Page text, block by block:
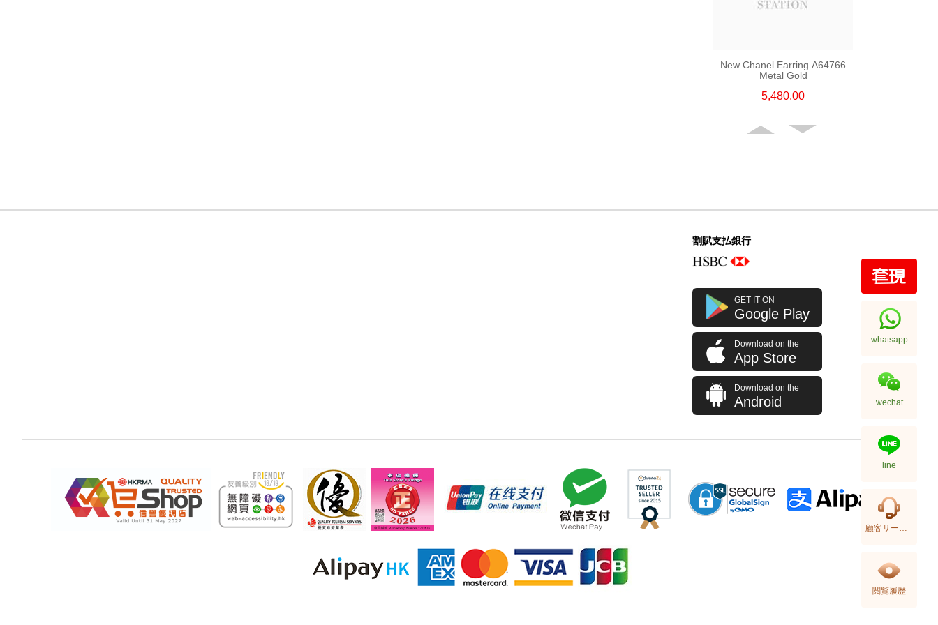
New Chanel Earring A64766
Metal Gold
5,480.00
New Chanel Earring Abd478 Ss
5,680.00
割賦支払銀行
GET IT ON
Google Play
Download on the
App Store
Download on the
Android
whatsapp
wechat
line
顧客サービス
閲覧履歴